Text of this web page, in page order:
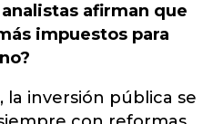
afirman que
impuestos para
la inversión pública se